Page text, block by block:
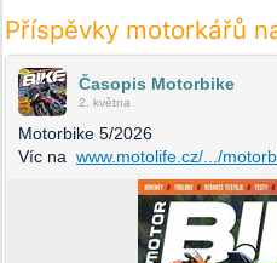
Příspěvky motorkářů
Časopis Motorbike
2. května
Motorbike 5/2026
Víc na www.motolife.cz/.../